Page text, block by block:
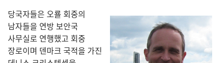
당국자들은 오룔 회중의
남자들을 연방 보안국
사무실로 연행했고 회중
장로이며 덴마크 국적을 가진